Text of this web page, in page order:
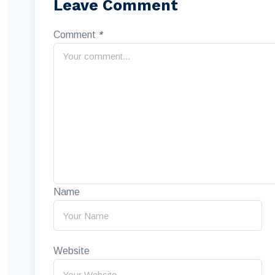
Leave Comment
Comment *
Name
Website